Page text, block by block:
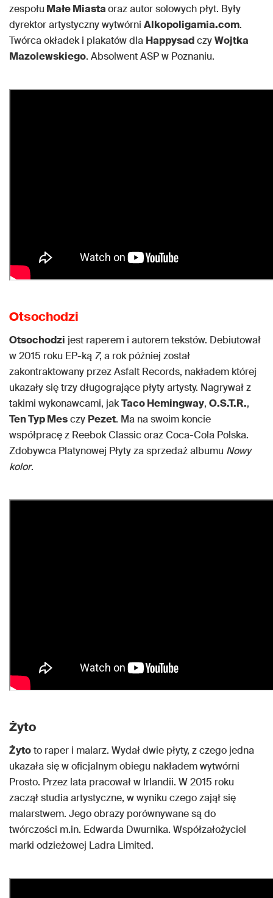
zespołu Małe Miastaoraz autor solowych płyt. Były
dyrektor artystyczny wytwórni Alkopoligamia.com.
Twórca okładek i plakatów dla HappysadczyWojtka
Mazolewskiego. Absolwent ASP w Poznaniu.
Otsochodzi
Otsochodzi jest raperem i autorem tekstów. Debiutował
w 2015 roku EP-ką 7, a rok później został
zakontraktowany przez Asfalt Records, nakładem której
ukazały się trzy długogrające płyty artysty. Nagrywał z
takimi wykonawcami, jakTaco Hemingway, O.S.T.R.,
Ten Typ Mesczy Pezet. Ma na swoim koncie
współpracę z Reebok Classic oraz Coca-Cola Polska.
Zdobywca Platynowej Płyty za sprzedaż albumu Nowy
kolor.
Żyto
Żytoto raper i malarz. Wydał dwie płyty, z czego jedna
ukazała się w oficjalnym obiegu nakładem wytwórni
Prosto. Przez lata pracował w Irlandii. W 2015 roku
zaczął studia artystyczne, w wyniku czego zajął się
malarstwem. Jego obrazy porównywane są do
twórczości m.in. Edwarda Dwurnika. Współzałożyciel
marki odzieżowej Ladra Limited.